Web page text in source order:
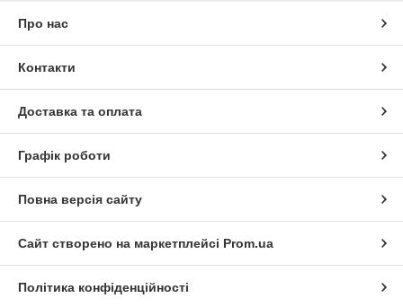
Про нас
Контакти
Доставка та оплата
Графік роботи
Повна версія сайту
Сайт створено на маркетплейсі Prom.ua
Політика конфіденційності